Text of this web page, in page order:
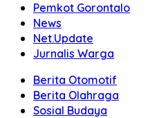
Pemkot Gorontalo
News
Net.Update
Jurnalis Warga
Berita Otomotif
Berita Olahraga
Sosial Budaya